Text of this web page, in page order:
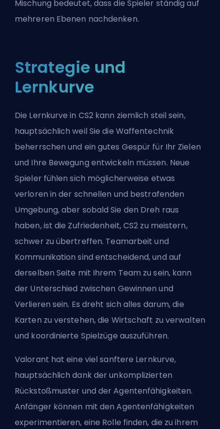
Mischung bedeutet, dass die Spieler ständig auf
mehreren Ebenen nachdenken.
Strategie und
Lernkurve
Die Lernkurve in CS2 kann ziemlich steil sein,
hauptsächlich weil Sie die Waffentechnik
beherrschen und ein gutes Gespür für Ihr Zielen
und Ihre Bewegung entwickeln müssen. Neue
Spieler fühlen sich möglicherweise etwas
verloren in der schnellen und bestrafenden
Umgebung, aber sobald Sie den Dreh raus
haben, ist die Zufriedenheit, CS2 zu meistern,
schwer zu übertreffen. Teamarbeit und
Kommunikation sind entscheidend, und auf
derselben Seite mit Ihrem Team zu sein, kann
der Unterschied zwischen Gewinnen und
Verlieren sein. Es dreht sich alles darum, die
Karten zu verstehen, die Wirtschaft zu verwalten
und koordinierte Spielzüge auszuführen.
Valorant hat eine viel sanftere Lernkurve,
hauptsächlich dank der unkomplizierten
Rückstoßmuster und der Agentenfähigkeiten.
Anfänger können mit den Agentenfähigkeiten
experimentieren, eine Rolle finden, die zu ihrem